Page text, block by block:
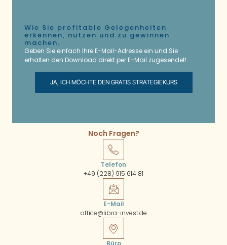
Wie Sie profitable Gelegenheiten
erkennen, nutzen und zu gewinnen
machen.
Geben Sie einfach Ihre E-Mail-Adresse ein und Sie
erhalten den Download direkt per E-Mail zugesendet!
JA, ICH MÖCHTE DEN GRATIS STRATEGIEKURS
Noch Fragen?
Telefon
+49 (228) 915 614 81
E-Mail
office@libra-invest.de
Büro